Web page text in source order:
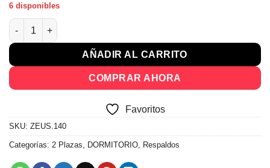
$ 8.770.$ 5.701.
6 disponibles
Respaldo Sommier Cama 2 Plazas 1.40 Dormitorio cantidad
AÑADIR AL CARRITO
COMPRAR AHORA
Favoritos
SKU: ZEUS.140
Categorías: 2 Plazas, DORMITORIO, Respaldos